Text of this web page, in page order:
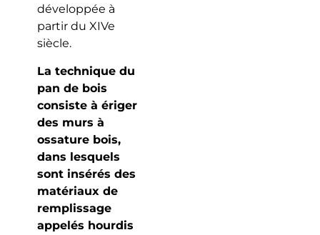
développée à
partir du XIVe
siècle.
La technique du
pan de bois
consiste à ériger
des murs à
ossature bois,
dans lesquels
sont insérés des
matériaux de
remplissage
appelés hourdis